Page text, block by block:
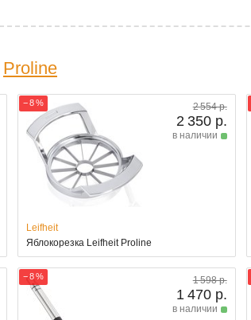
Proline
− 8 % 2 554 р.
2 350 р.
в наличии
Leifheit
Яблокорезка Leifheit Proline
− 8 % 1 598 р.
1 470 р.
в наличии